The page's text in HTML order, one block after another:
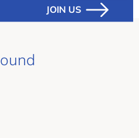
JOIN US